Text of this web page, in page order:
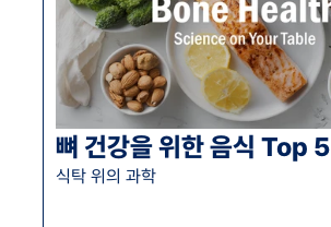
뼈 건강을 위한 음식 Top 5
식탁 위의 과학